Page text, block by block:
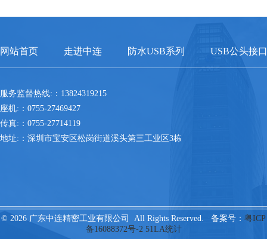
网站首页 走进中连 防水USB系列 USB公头接口
服务监督热线:：13824319215
座机:：0755-27469427
传真:：0755-27714119
地址:：深圳市宝安区松岗街道溪头第三工业区3栋
© 2026 广东中连精密工业有限公司 All Rights Reserved. 备案号： 粤ICP
备16088372号-2 51LA统计